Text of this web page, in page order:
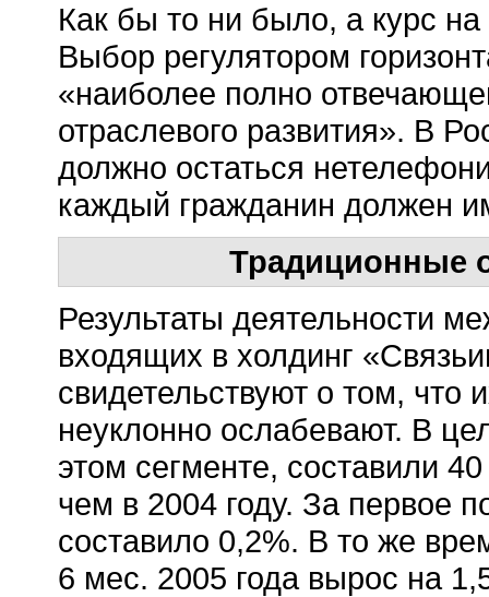
Как бы то ни было, а курс
Выбор регулятором
«наиболее полно
отраслевого развития». В
должно остаться
каждый гражданин должен
Традиционные
Результаты деятельности
входящих в холдинг
свидетельствуют о том, что
неуклонно ослабевают. В
этом сегменте, составили
чем в 2004 году. За первое
составило 0,2%. В то же
6 мес. 2005 года вырос на